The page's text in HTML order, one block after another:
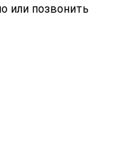
или позвонить